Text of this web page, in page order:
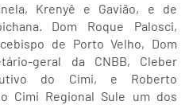
Krenyê e Gavião, e de
Dom Roque Palosci,
de Porto Velho, Dom
geral da CNBB, Cleber
do Cimi, e Roberto
Cimi Regional Sule um dos